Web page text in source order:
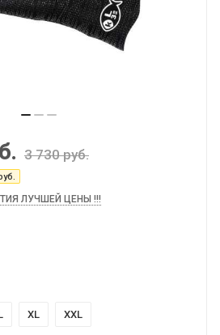
3 730руб.
ЛУЧШЕЙ ЦЕНЫ !!!
XL XXL